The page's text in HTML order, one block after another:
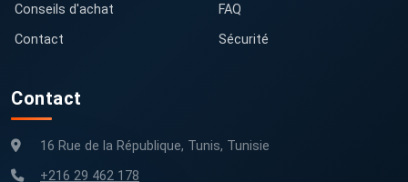
Conseils d'achat
Contact
FAQ
Sécurité
Contact
16 Rue de la République, Tunis, Tunisie
+216 29 462 178